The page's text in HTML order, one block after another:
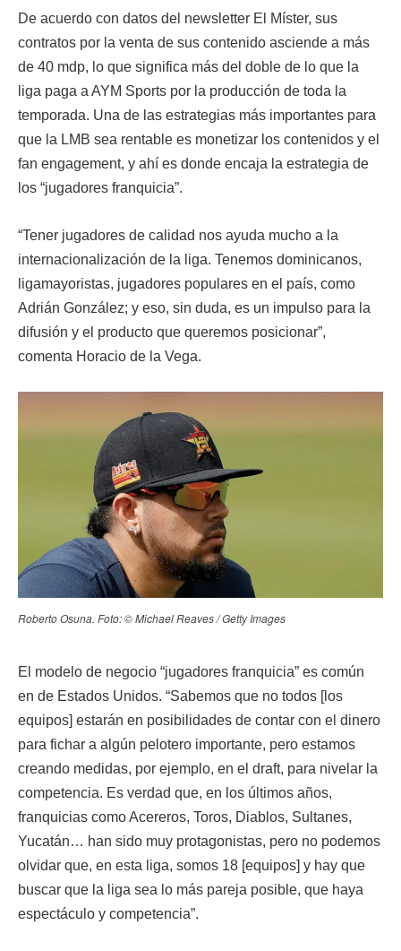
De acuerdo con datos del newsletter El Míster, sus
contratos por la venta de sus contenido asciende a más
de 40 mdp, lo que significa más del doble de lo que la
liga paga a AYM Sports por la producción de toda la
temporada. Una de las estrategias más importantes para
que la LMB sea rentable es monetizar los contenidos y el
fan engagement, y ahí es donde encaja la estrategia de
los “jugadores franquicia”.
“Tener jugadores de calidad nos ayuda mucho a la
internacionalización de la liga. Tenemos dominicanos,
ligamayoristas, jugadores populares en el país, como
Adrián González; y eso, sin duda, es un impulso para la
difusión y el producto que queremos posicionar”,
comenta Horacio de la Vega.
Roberto Osuna. Foto: © Michael Reaves / Getty Images
El modelo de negocio “jugadores franquicia” es común
en de Estados Unidos. “Sabemos que no todos [los
equipos] estarán en posibilidades de contar con el dinero
para fichar a algún pelotero importante, pero estamos
creando medidas, por ejemplo, en el draft, para nivelar la
competencia. Es verdad que, en los últimos años,
franquicias como Acereros, Toros, Diablos, Sultanes,
Yucatán… han sido muy protagonistas, pero no podemos
olvidar que, en esta liga, somos 18 [equipos] y hay que
buscar que la liga sea lo más pareja posible, que haya
espectáculo y competencia”.